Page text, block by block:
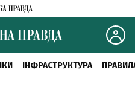
ІНФРАСТРУКТУРА